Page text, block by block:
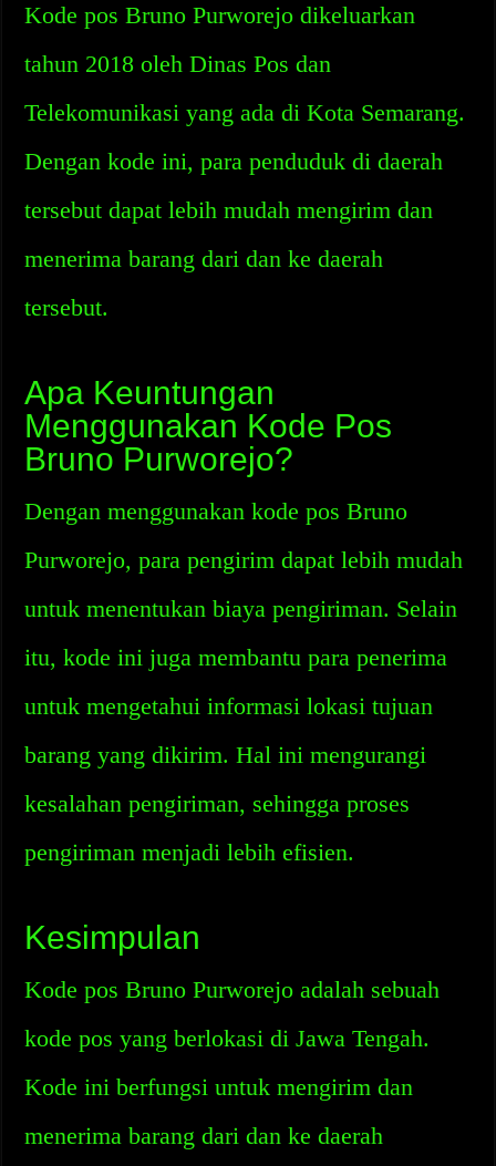
Kode pos Bruno Purworejo dikeluarkan
tahun 2018 oleh Dinas Pos dan
Telekomunikasi yang ada di Kota Semarang.
Dengan kode ini, para penduduk di daerah
tersebut dapat lebih mudah mengirim dan
menerima barang dari dan ke daerah
tersebut.
Apa Keuntungan
Menggunakan Kode Pos
Bruno Purworejo?
Dengan menggunakan kode pos Bruno
Purworejo, para pengirim dapat lebih mudah
untuk menentukan biaya pengiriman. Selain
itu, kode ini juga membantu para penerima
untuk mengetahui informasi lokasi tujuan
barang yang dikirim. Hal ini mengurangi
kesalahan pengiriman, sehingga proses
pengiriman menjadi lebih efisien.
Kesimpulan
Kode pos Bruno Purworejo adalah sebuah
kode pos yang berlokasi di Jawa Tengah.
Kode ini berfungsi untuk mengirim dan
menerima barang dari dan ke daerah